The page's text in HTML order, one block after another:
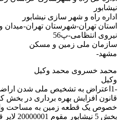
نیشابور
اداره راه و شهر سازی نیشابور
استان تهران-شهرستان تهران-
نیروی انتظامی-پ56
سازمان ملی زمین و مسکن
مشهد-
محمد خسروی محمد وکیل
وکیل
خصوص یک قطعه زمین به مساحت